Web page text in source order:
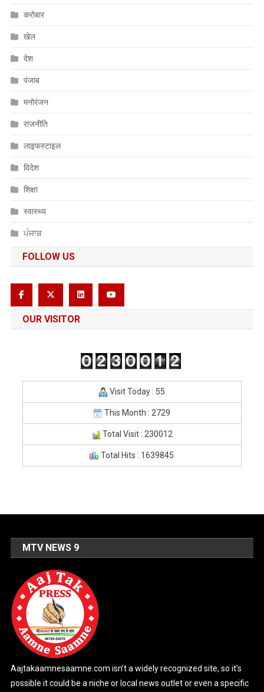
करोबार
खेल
देश
पंजाब
मनोरंजन
राजनीति
लाइफस्टाइल
विदेश
शिक्षा
स्वास्थ्य
ਪੰਜਾਬ
FOLLOW US
OUR VISITOR
Visit Today : 55
This Month : 2729
Total Visit : 230012
Total Hits : 1639845
MTV NEWS 9
Aajtakaamnesaamne.com isn’t a widely recognized site, so it’s
possible it could be a niche or local news outlet or even a specific